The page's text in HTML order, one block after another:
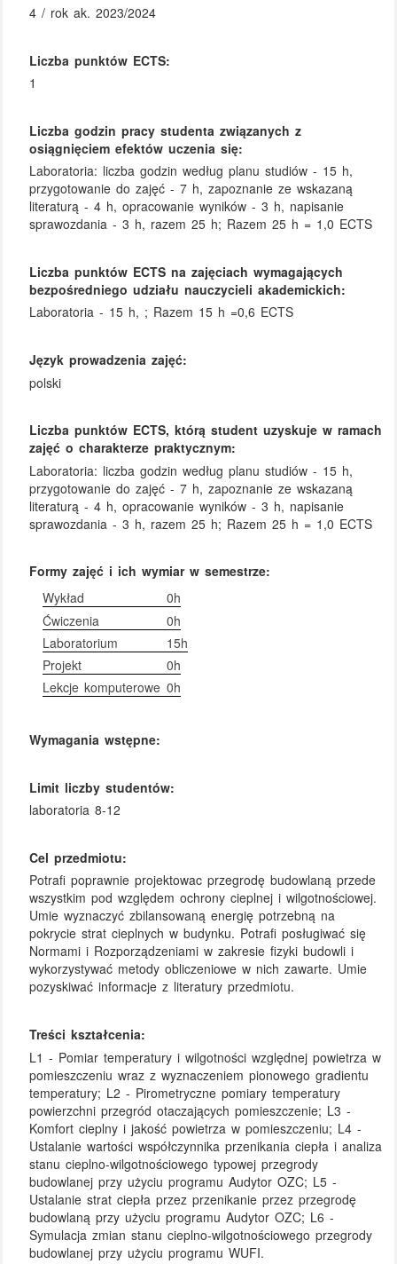
4 / rok ak. 2023/2024
Liczba punktów ECTS:
1
Liczba godzin pracy studenta związanych z
osiągnięciem efektów uczenia się:
Laboratoria: liczba godzin według planu studiów - 15 h,
przygotowanie do zajęć - 7 h, zapoznanie ze wskazaną
literaturą - 4 h, opracowanie wyników - 3 h, napisanie
sprawozdania - 3 h, razem 25 h; Razem 25 h = 1,0 ECTS
Liczba punktów ECTS na zajęciach wymagających
bezpośredniego udziału nauczycieli akademickich:
Laboratoria - 15 h, ; Razem 15 h =0,6 ECTS
Język prowadzenia zajęć:
polski
Liczba punktów ECTS, którą student uzyskuje w ramach
zajęć o charakterze praktycznym:
Laboratoria: liczba godzin według planu studiów - 15 h,
przygotowanie do zajęć - 7 h, zapoznanie ze wskazaną
literaturą - 4 h, opracowanie wyników - 3 h, napisanie
sprawozdania - 3 h, razem 25 h; Razem 25 h = 1,0 ECTS
Formy zajęć i ich wymiar w semestrze:
Wykład
0h
Ćwiczenia
0h
Laboratorium
15h
Projekt
0h
Lekcje komputerowe 0h
Wymagania wstępne:
Limit liczby studentów:
laboratoria 8-12
Cel przedmiotu:
Potrafi poprawnie projektowac przegrodę budowlaną przede
wszystkim pod względem ochrony cieplnej i wilgotnościowej.
Umie wyznaczyć zbilansowaną energię potrzebną na
pokrycie strat cieplnych w budynku. Potrafi posługiwać się
Normami i Rozporządzeniami w zakresie fizyki budowli i
wykorzystywać metody obliczeniowe w nich zawarte. Umie
pozyskiwać informacje z literatury przedmiotu.
Treści kształcenia:
L1 - Pomiar temperatury i wilgotności względnej powietrza w
pomieszczeniu wraz z wyznaczeniem pionowego gradientu
temperatury; L2 - Pirometryczne pomiary temperatury
powierzchni przegród otaczających pomieszczenie; L3 -
Komfort cieplny i jakość powietrza w pomieszczeniu; L4 -
Ustalanie wartości współczynnika przenikania ciepła i analiza
stanu cieplno-wilgotnościowego typowej przegrody
budowlanej przy użyciu programu Audytor OZC; L5 -
Ustalanie strat ciepła przez przenikanie przez przegrodę
budowlaną przy użyciu programu Audytor OZC; L6 -
Symulacja zmian stanu cieplno-wilgotnościowego przegrody
budowlanej przy użyciu programu WUFI.